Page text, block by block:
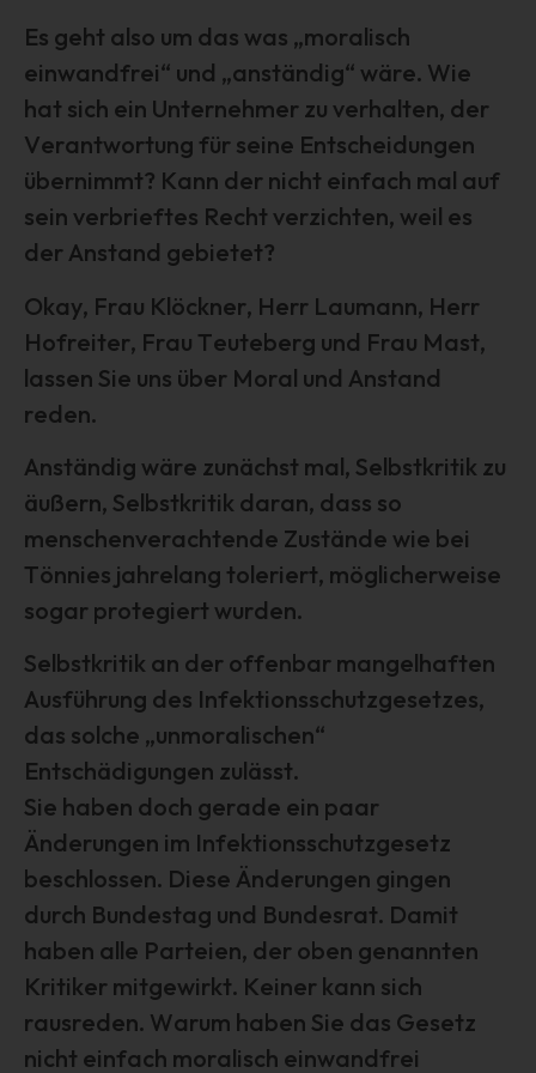
Es geht also um das was „moralisch
einwandfrei“ und „anständig“ wäre. Wie
hat sich ein Unternehmer zu verhalten, der
Verantwortung für seine Entscheidungen
übernimmt? Kann der nicht einfach mal auf
sein verbrieftes Recht verzichten, weil es
der Anstand gebietet?
Okay, Frau Klöckner, Herr Laumann, Herr
Hofreiter, Frau Teuteberg und Frau Mast,
lassen Sie uns über Moral und Anstand
reden.
Anständig wäre zunächst mal, Selbstkritik zu
äußern, Selbstkritik daran, dass so
menschenverachtende Zustände wie bei
Tönnies jahrelang toleriert, möglicherweise
sogar protegiert wurden.
Selbstkritik an der offenbar mangelhaften
Ausführung des Infektionsschutzgesetzes,
das solche „unmoralischen“
Entschädigungen zulässt.
Sie haben doch gerade ein paar
Änderungen im Infektionsschutzgesetz
beschlossen. Diese Änderungen gingen
durch Bundestag und Bundesrat. Damit
haben alle Parteien, der oben genannten
Kritiker mitgewirkt. Keiner kann sich
rausreden. Warum haben Sie das Gesetz
nicht einfach moralisch einwandfrei
Unionsrecht oder dem Recht der Mitgliedstaaten
möglicherweise personenbezogene Daten erhalten,
gelten jedoch nicht als Empfänger.
j) Dritter
Dritter ist eine natürliche oder juristische Person,
Behörde, Einrichtung oder andere Stelle außer der
betroffenen Person, dem Verantwortlichen, dem
Auftragsverarbeiter und den Personen, die unter der
unmittelbaren Verantwortung des Verantwortlichen oder
personenbezogenen Daten zu verarbeiten.
k) Einwilligung
Einwilligung ist jede von der betroffenen Person freiwillig
für den bestimmten Fall in informierter Weise und
Form einer Erklärung oder einer sonstigen eindeutigen
bestätigenden Handlung, mit der die betroffene Person zu
betreffenden personenbezogenen Daten einverstanden
ist.
Verarbeitung Verantwortlichen
Verantwortlicher im Sinne der Datenschutz-Grundverordnung,
sonstiger in den Mitgliedstaaten der Europäischen Union
geltenden Datenschutzgesetze und anderer Bestimmungen mit
datenschutzrechtlichem Charakter ist:
Interessengemeinschaft der selbständigen DienstleisterInnen in
der Veranstaltungswirtschaft e.V.
1. Vorsitzender Marcus Pohl
Hanauer Landstr. 328-330
60314 Frankfurt am Main - Deutschland
Telefon: +49 69 800 88 703